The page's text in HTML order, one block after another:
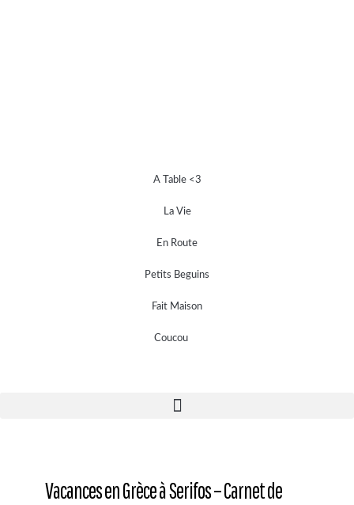
A Table <3
La Vie
En Route
Petits Beguins
Fait Maison
Coucou
Vacances en Grèce à Serifos – Carnet de